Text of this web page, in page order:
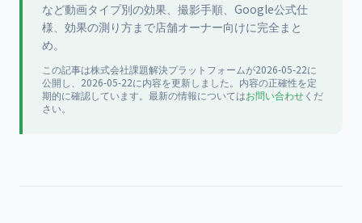
など動画タイプ別の効果、撮影手順、Google公式仕
様、効果の測り方まで店舗オーナー向けに完全まと
め。
この記事は株式会社課題解決プラットフォームが2026-05-22に
公開し、2026-05-22に内容を更新しました。内容の正確性を定
期的に確認しています。最新の情報についてはお問い合わせくだ
さい。